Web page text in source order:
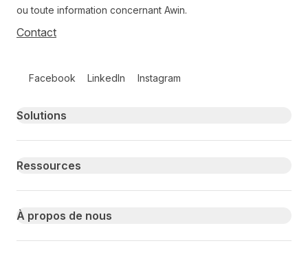
ou toute information concernant Awin.
Contact
Facebook LinkedIn Instagram
Primary footer navigation
Solutions
Ressources
À propos de nous